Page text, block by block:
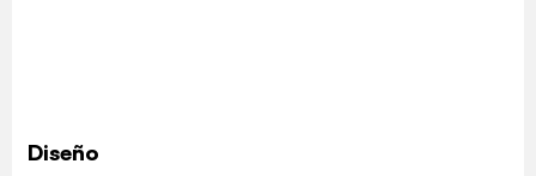
Diseño